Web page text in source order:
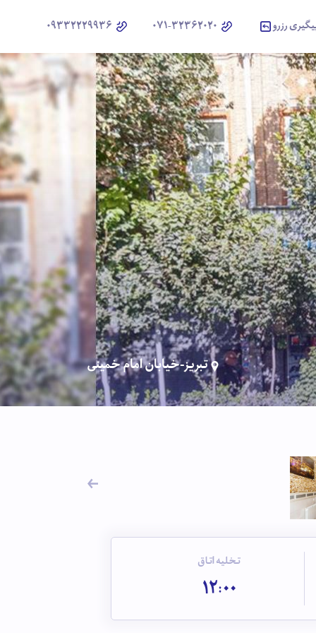
رزرو
تبریز-خیابان امام خمینی
تخلیه اتاق
12:00